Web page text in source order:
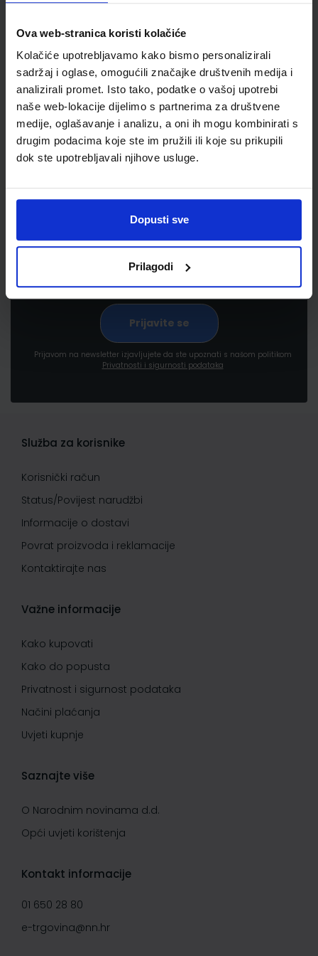
Ova web-stranica koristi kolačiće
Kolačiće upotrebljavamo kako bismo personalizirali
sadržaj i oglase, omogućili značajke društvenih medija i
analizirali promet. Isto tako, podatke o vašoj upotrebi
naše web-lokacije dijelimo s partnerima za društvene
medije, oglašavanje i analizu, a oni ih mogu kombinirati s
drugim podacima koje ste im pružili ili koje su prikupili
dok ste upotrebljavali njihove usluge.
Dopusti sve
Prilagodi
Newsletter prijava
Prijavite se kako bi primali informacije o novim
proizvodima i uslugama, akcijama i drugim
Prijavom na newsletter izjavljujete da ste upoznati s našom politikom
Privatnosti i sigurnosti podataka
Služba za korisnike
Korisnički račun
Status/Povijest narudžbi
Informacije o dostavi
Povrat proizvoda i reklamacije
Kontaktirajte nas
Važne informacije
Kako kupovati
Kako do popusta
Privatnost i sigurnost podataka
Načini plaćanja
Uvjeti kupnje
Saznajte više
O Narodnim novinama d.d.
Opći uvjeti korištenja
Kontakt informacije
01 650 28 80
e-trgovina@nn.hr